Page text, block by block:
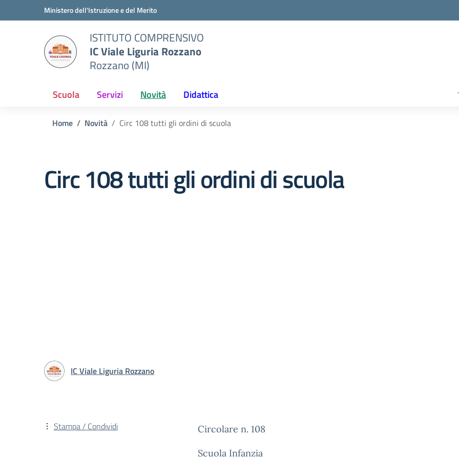
Vai ai contenuti
Vai al menu di navigazioneMinistero dell'Istruzione e del Merito
ISTITUTO COMPRENSIVO
IC Viale Liguria Rozzano
Rozzano (MI)
Scuola Servizi Novità Didattica
Home Novità Circ 108 tutti gli ordini di scuola
Circ 108 tutti gli ordini di scuola
IC Viale Liguria Rozzano
Circolare n. 108
Scuola Infanzia
Stampa / Condividi